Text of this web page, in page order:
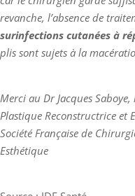
revanche, l’absence de
surinfections cutanées à
plis sont sujets à la
Merci au Dr Jacques
Plastique Reconstructrice et
Société Française de
Esthétique